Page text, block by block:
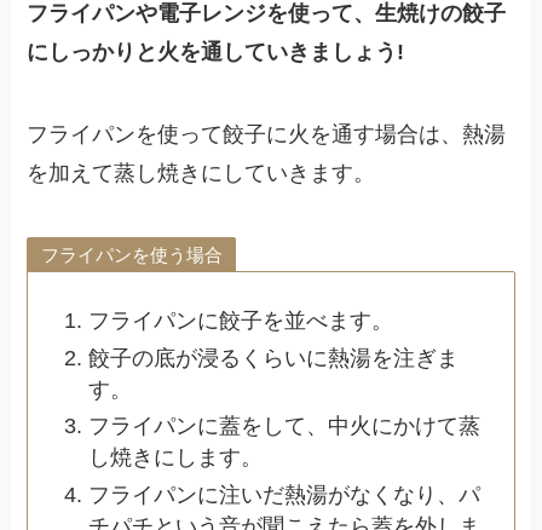
フライパンや電子レンジを使って、生焼けの餃子
にしっかりと火を通していきましょう!
フライパンを使って餃子に火を通す場合は、熱湯
を加えて蒸し焼きにしていきます。
フライパンを使う場合
フライパンに餃子を並べます。
餃子の底が浸るくらいに熱湯を注ぎま
す。
フライパンに蓋をして、中火にかけて蒸
し焼きにします。
フライパンに注いだ熱湯がなくなり、パ